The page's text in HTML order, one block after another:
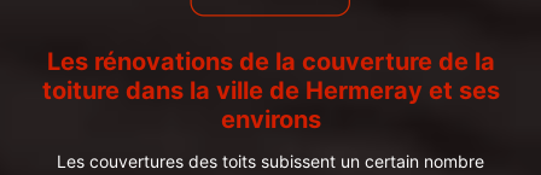
Les rénovations de la couverture de la
toiture dans la ville de Hermeray et ses
environs
Les couvertures des toits subissent un certain nombre